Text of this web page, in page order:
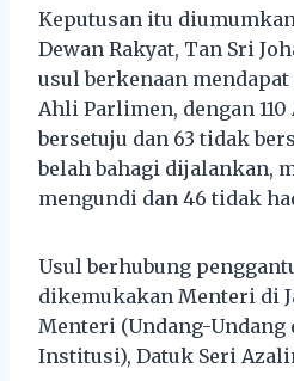
Keputusan itu
Dewan Rakyat, Tan Sri
usul berkenaan
Ahli Parlimen, dengan
bersetuju dan 63 tidak
belah bahagi dijalankan,
mengundi dan 46 tidak
Usul berhubung
dikemukakan Menteri di
Menteri (Undang-Undang
Institusi), Datuk Seri